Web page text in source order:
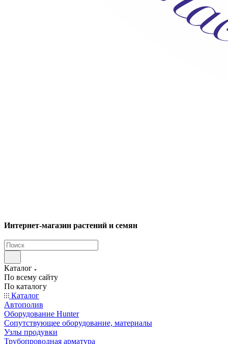
Интернет-магазин растений и семян
Каталог
По всему сайту
По каталогу
Каталог
Автополив
Оборудование Hunter
Сопутствующее оборудование, материалы
Узлы продувки
Трубопроводная арматура